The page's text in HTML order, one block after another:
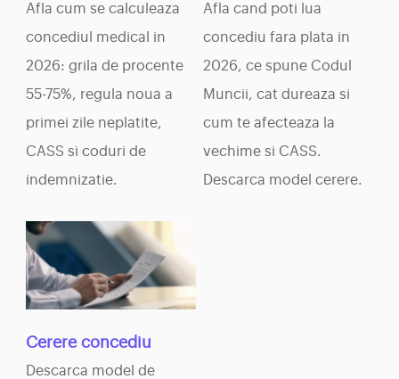
Afla cum se calculeaza
concediul medical in
2026: grila de procente
55-75%, regula noua a
primei zile neplatite,
CASS si coduri de
indemnizatie.
Afla cand poti lua
concediu fara plata in
2026, ce spune Codul
Muncii, cat dureaza si
cum te afecteaza la
vechime si CASS.
Descarca model cerere.
Cerere concediu
Descarca model de